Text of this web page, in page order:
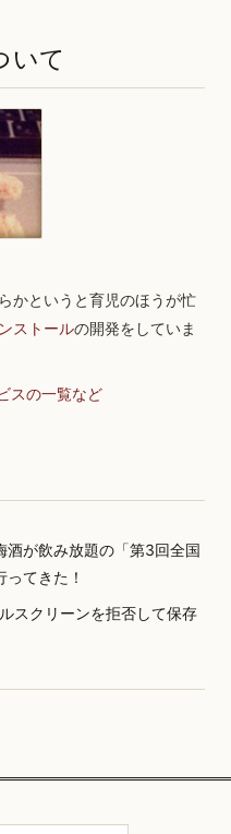
いて
かというと育児のほうが忙
ストールの開発をしていま
スの一覧など
酒が飲み放題の「第3回全国
てきた！
スクリーンを拒否して保存